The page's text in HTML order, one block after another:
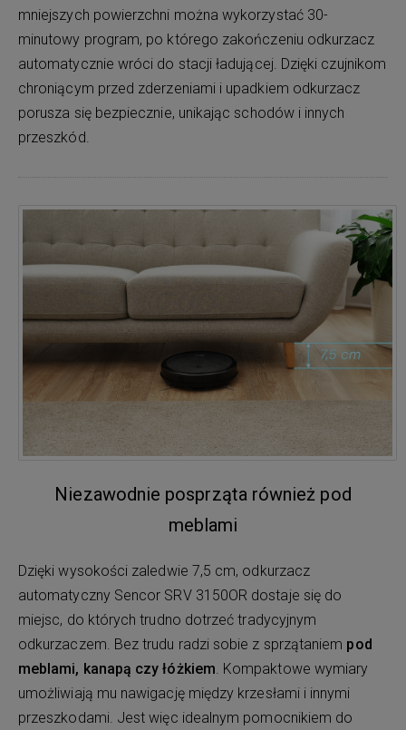
mniejszych powierzchni można wykorzystać 30-
minutowy program, po którego zakończeniu odkurzacz
automatycznie wróci do stacji ładującej. Dzięki czujnikom
chroniącym przed zderzeniami i upadkiem odkurzacz
porusza się bezpiecznie, unikając schodów i innych
przeszkód.
Niezawodnie posprząta również pod
meblami
Dzięki wysokości zaledwie 7,5 cm, odkurzacz
automatyczny Sencor SRV 3150OR dostaje się do
miejsc, do których trudno dotrzeć tradycyjnym
odkurzaczem. Bez trudu radzi sobie z sprzątaniem pod
meblami, kanapą czy łóżkiem . Kompaktowe wymiary
umożliwiają mu nawigację między krzesłami i innymi
przeszkodami. Jest więc idealnym pomocnikiem do